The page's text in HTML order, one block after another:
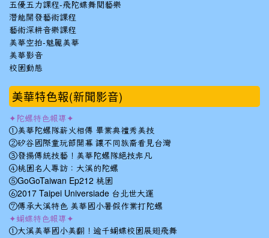
五優五力課程-飛陀蝶舞閱藝樂
潛能開發藝術課程
藝術深耕音樂課程
美華空拍-魅麗美華
美華影音
校園動態
美華特色報(新聞影音)
✦陀螺特色報導✦
①美華陀螺隊薪火相傳 畢業典禮秀美技
②矽谷國際童玩節開幕 讓不同族裔看見台灣
③發揚傳統技藝！美華陀螺隊絕技非凡
④桃園名人專訪：大溪的陀螺
⑤GoGoTaiwan Ep212 桃園
⑥2017 Taipei Universiade 台北世大運
⑦傳承大溪特色 美華國小暑假作業打陀螺
✦蝴蝶特色報導✦
①大溪美華國小美翻！逾千蝴蝶校園展翅飛舞